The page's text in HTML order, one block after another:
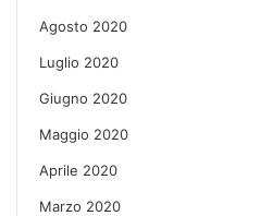
Agosto 2020
Luglio 2020
Giugno 2020
Maggio 2020
Aprile 2020
Marzo 2020